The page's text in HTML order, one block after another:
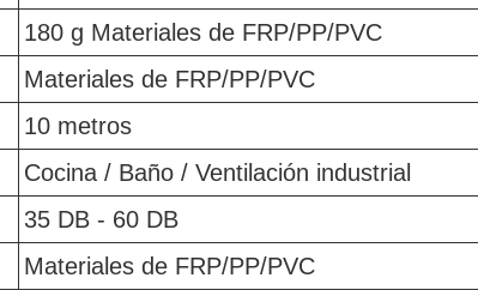
180 g Materiales de FRP/PP/PVC
Materiales de FRP/PP/PVC
10 metros
Cocina / Baño / Ventilación industrial
35 DB - 60 DB
Materiales de FRP/PP/PVC